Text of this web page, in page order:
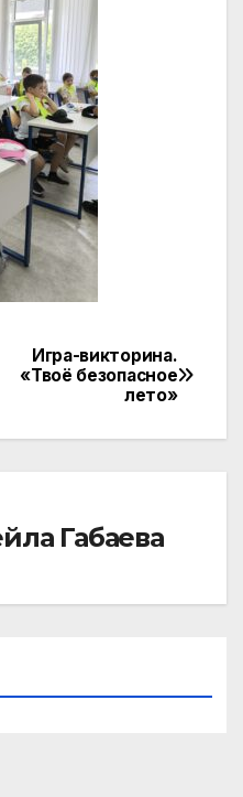
Игра-викторина.
«Твоё безопасное
лето»
Габаева